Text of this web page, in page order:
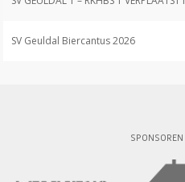
SV Geuldal Biercantus 2026